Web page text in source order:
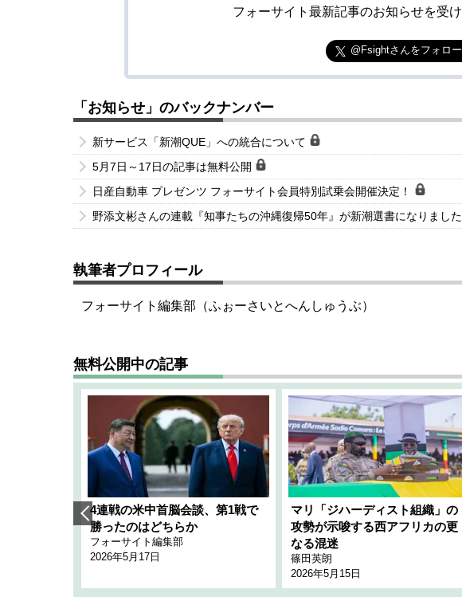
フォーサイト最新記事のお知らせを受け
@Fsightさんをフォロー
「お知らせ」のバックナンバー
新サービス「新潮QUE」への統合について
5月7日～17日の記事は無料公開
日産自動車 プレゼンツ フォーサイト会員特別試乗会開催決定！
野添文彬さんの連載『知事たちの沖縄復帰50年』が新潮選書になりました
執筆者プロフィール
フォーサイト編集部（ふぉーさいとへんしゅうぶ）
無料公開中の記事
4連戦の米中首脳会談、第1戦で
勝ったのはどちらか
フォーサイト編集部
2026年5月17日
マリ「ジハーディスト組織」の
攻勢が示唆する西アフリカの更
なる混迷
篠田英朗
2026年5月15日